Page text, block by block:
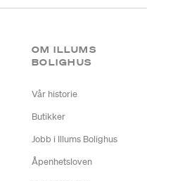
OM ILLUMS
BOLIGHUS
Vår historie
Butikker
Jobb i Illums Bolighus
Åpenhetsloven